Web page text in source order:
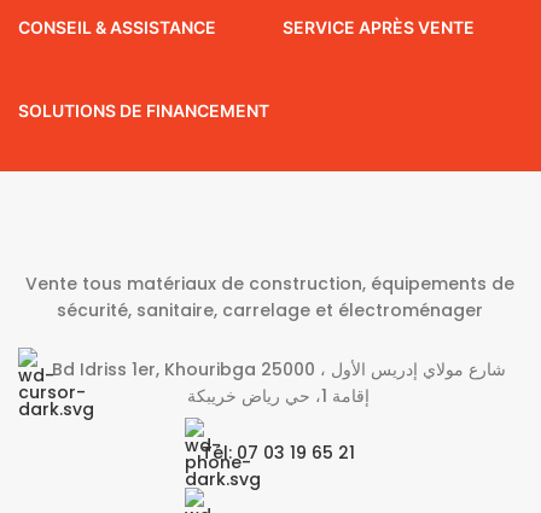
CONSEIL & ASSISTANCE SERVICE APRÈS VENTE
SOLUTIONS DE FINANCEMENT
Vente tous matériaux de construction, équipements de
sécurité, sanitaire, carrelage et électroménager
Bd Idriss 1er, Khouribga 25000 شارع مولاي إدريس الأول ،
إقامة 1، حي رياض خريبكة
Tél: 07 03 19 65 21